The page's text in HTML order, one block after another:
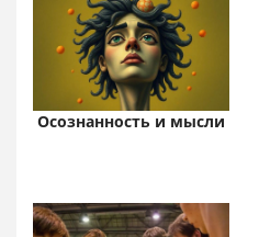
Осознанность и мысли